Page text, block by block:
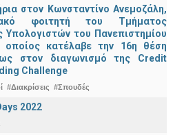
στον Κωνσταντίνο Ανεμοζάλη,
φοιτητή του Τμήματος
Υπολογιστών του Πανεπιστημίου
οποίος κατέλαβε την 16η θέση
στον διαγωνισμό της Credit
Challenge
#Διακρίσεις #Σπουδές
2022